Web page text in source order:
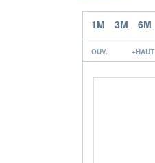
1M 3M 6M
OUV. +HAUT